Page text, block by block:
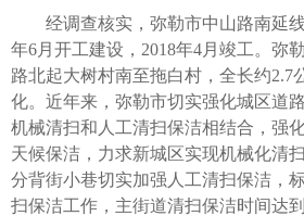
经调查核实，弥勒市中山路南延线
年6月开工建设，2018年4月竣工。弥
路北起大树村南至拖白村，全长约2.7
化。近年来，弥勒市切实强化城区道
机械清扫和人工清扫保洁相结合，强
天候保洁，力求新城区实现机械化清
分背街小巷切实加强人工清扫保洁，
扫保洁工作，主街道清扫保洁时间达